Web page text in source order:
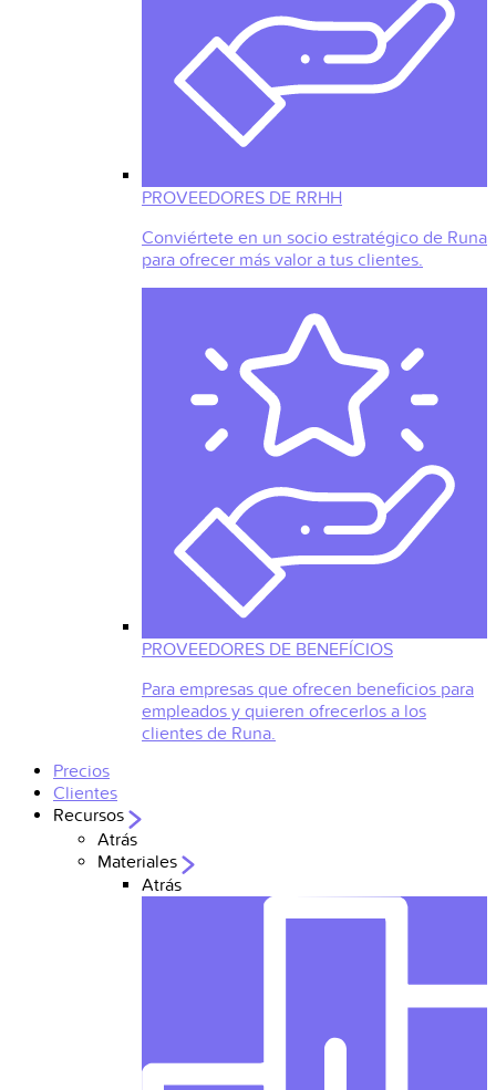
PROVEEDORES DE RRHH
Conviértete en un socio estratégico de Runa
para ofrecer más valor a tus clientes.
PROVEEDORES DE BENEFÍCIOS
Para empresas que ofrecen beneficios para
empleados y quieren ofrecerlos a los
clientes de Runa.
Precios
Clientes
Recursos
Atrás
Materiales
Atrás